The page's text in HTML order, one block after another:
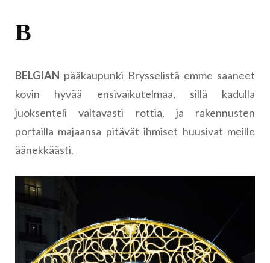
B
BELGIAN pääkaupunki Brysselistä emme saaneet
kovin hyvää ensivaikutelmaa, sillä kadulla
juoksenteli valtavasti rottia, ja rakennusten
portailla majaansa pitävät ihmiset huusivat meille
äänekkäästi.